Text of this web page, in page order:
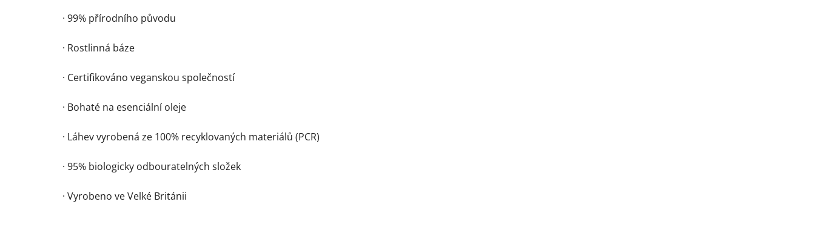
· 99% přírodního původu
· Rostlinná báze
· Certifikováno veganskou společností
· Bohaté na esenciální oleje
· Láhev vyrobená ze 100% recyklovaných materiálů (PCR)
· 95% biologicky odbouratelných složek
· Vyrobeno ve Velké Británii